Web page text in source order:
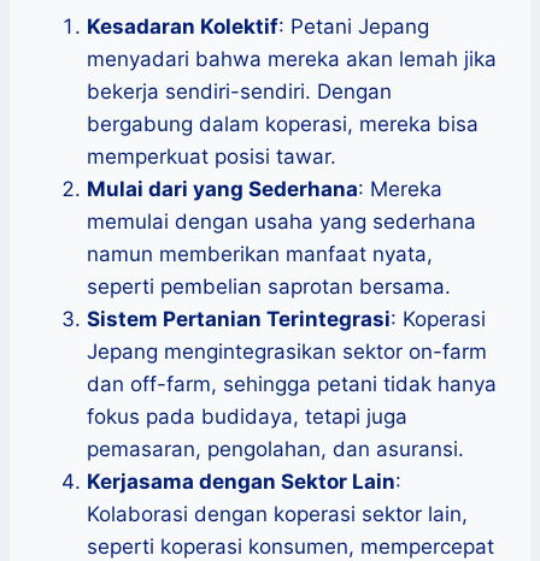
Kesadaran Kolektif: Petani Jepang
menyadari bahwa mereka akan lemah jika
bekerja sendiri-sendiri. Dengan
bergabung dalam koperasi, mereka bisa
memperkuat posisi tawar.
Mulai dari yang Sederhana: Mereka
memulai dengan usaha yang sederhana
namun memberikan manfaat nyata,
seperti pembelian saprotan bersama.
Sistem Pertanian Terintegrasi: Koperasi
Jepang mengintegrasikan sektor on-farm
dan off-farm, sehingga petani tidak hanya
fokus pada budidaya, tetapi juga
pemasaran, pengolahan, dan asuransi.
Kerjasama dengan Sektor Lain:
Kolaborasi dengan koperasi sektor lain,
seperti koperasi konsumen, mempercepat